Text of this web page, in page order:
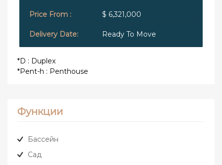
$ 6,321,000
Ready To Move
*D : Duplex
*Pent-h : Penthouse
Функции
Бассейн
Сад